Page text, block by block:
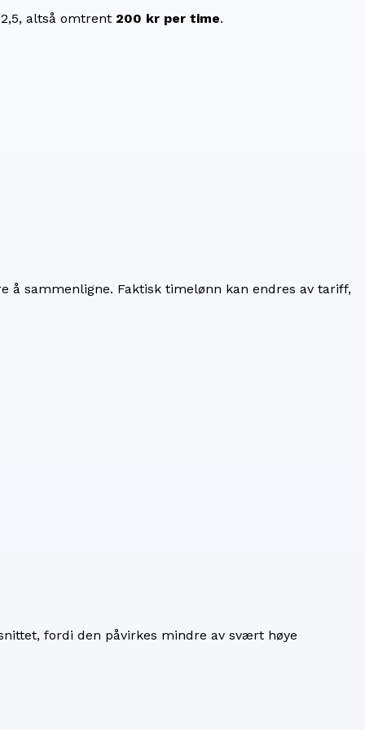
, altså omtrent 200 kr per time.
å sammenligne. Faktisk timelønn kan endres av tariff,
fordi den påvirkes mindre av svært høye